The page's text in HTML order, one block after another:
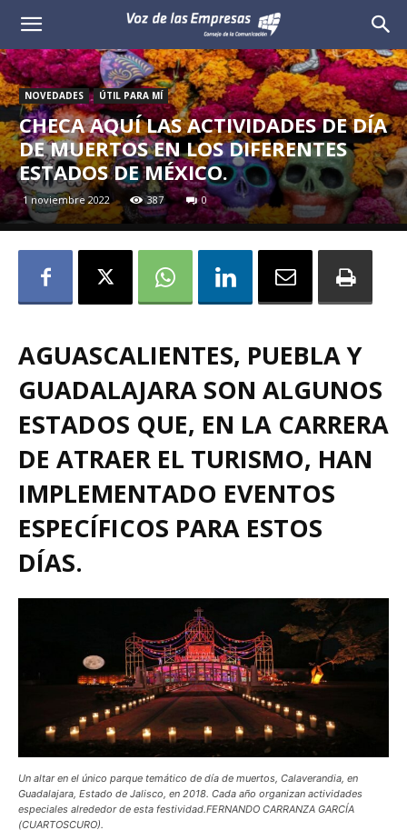
Voz
de
las
Empresas
NOVEDADES ÚTIL PARA MÍ
CHECA AQUÍ LAS ACTIVIDADES DE DÍA
DE MUERTOS EN LOS DIFERENTES
ESTADOS DE MÉXICO.
1 noviembre 2022 387 0
AGUASCALIENTES, PUEBLA Y
GUADALAJARA SON ALGUNOS
ESTADOS QUE, EN LA CARRERA
DE ATRAER EL TURISMO, HAN
IMPLEMENTADO EVENTOS
ESPECÍFICOS PARA ESTOS
DÍAS.
Un altar en el único parque temático de día de muertos, Calaverandia, en
Guadalajara, Estado de Jalisco, en 2018. Cada año organizan actividades
especiales alrededor de esta festividad.FERNANDO CARRANZA GARCÍA
(CUARTOSCURO).